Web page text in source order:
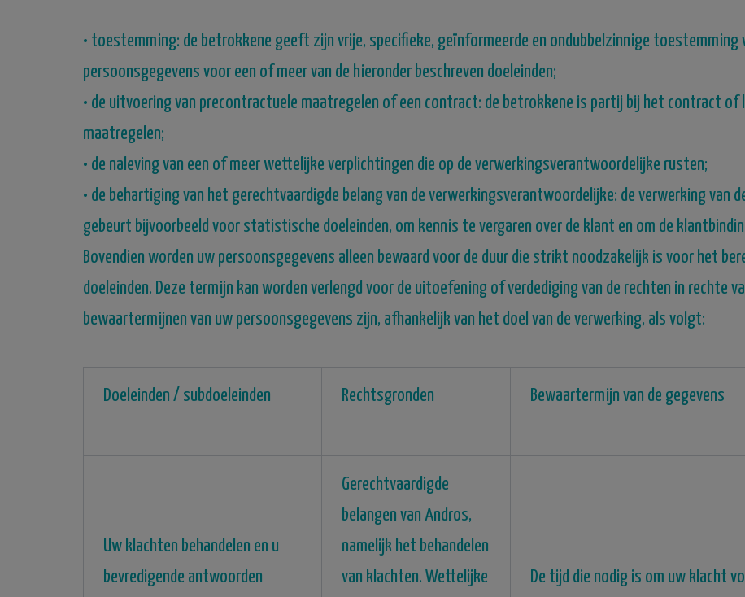
• toestemming: de betrokkene geeft zijn vrije, specifieke, geïnformeerde en ondubbelzinnige toestemming
persoonsgegevens voor een of meer van de hieronder beschreven doeleinden;
• de uitvoering van precontractuele maatregelen of een contract: de betrokkene is partij bij het contract of
maatregelen;
• de naleving van een of meer wettelijke verplichtingen die op de verwerkingsverantwoordelijke rusten;
• de behartiging van het gerechtvaardigde belang van de verwerkingsverantwoordelijke: de verwerking van
gebeurt bijvoorbeeld voor statistische doeleinden, om kennis te vergaren over de klant en om de
Bovendien worden uw persoonsgegevens alleen bewaard voor de duur die strikt noodzakelijk is voor het
doeleinden. Deze termijn kan worden verlengd voor de uitoefening of verdediging van de rechten in rechte
bewaartermijnen van uw persoonsgegevens zijn, afhankelijk van het doel van de verwerking, als volgt:
Doeleinden / subdoeleinden Rechtsgronden Bewaartermijn van de gegevens
Uw klachten behandelen en u
bevredigende antwoorden
Gerechtvaardigde
belangen van Andros,
namelijk het behandelen
van klachten. Wettelijke
De tijd die nodig is om uw klacht